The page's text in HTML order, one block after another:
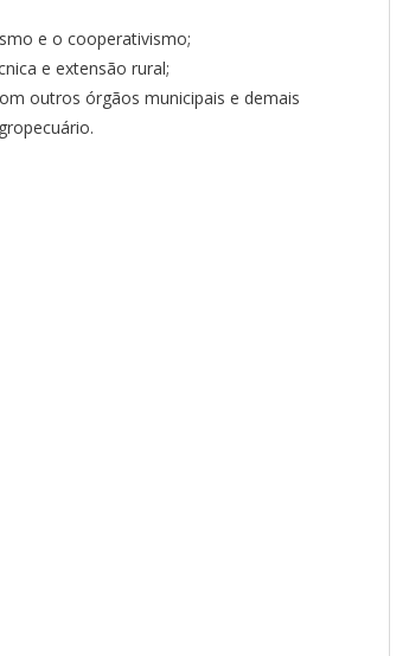
e o cooperativismo;
e extensão rural;
outros órgãos municipais e demais